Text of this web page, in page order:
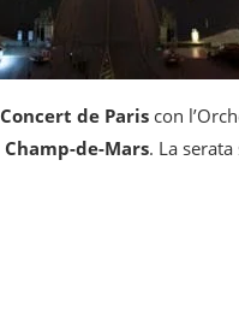
Concert de Paris con
Champ-de-Mars. La